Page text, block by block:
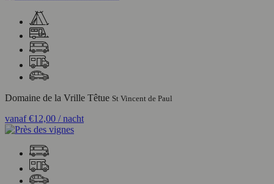
Domaine de la Vrille Têtue St Vincent de Paul
vanaf€12,00 / nacht